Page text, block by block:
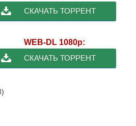
СКАЧАТЬ ТОРРЕНТ
WEB-DL 1080p:
СКАЧАТЬ ТОРРЕНТ